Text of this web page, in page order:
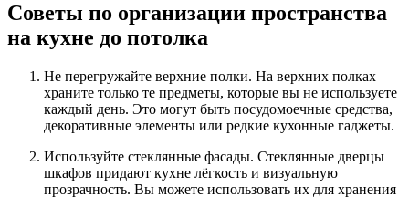
Советы по организации пространства
на кухне до потолка
Не перегружайте верхние полки. На верхних полках
храните только те предметы, которые вы не используете
каждый день. Это могут быть посудомоечные средства,
декоративные элементы или редкие кухонные гаджеты.
Используйте стеклянные фасады. Стеклянные дверцы
шкафов придают кухне лёгкость и визуальную
прозрачность. Вы можете использовать их для хранения